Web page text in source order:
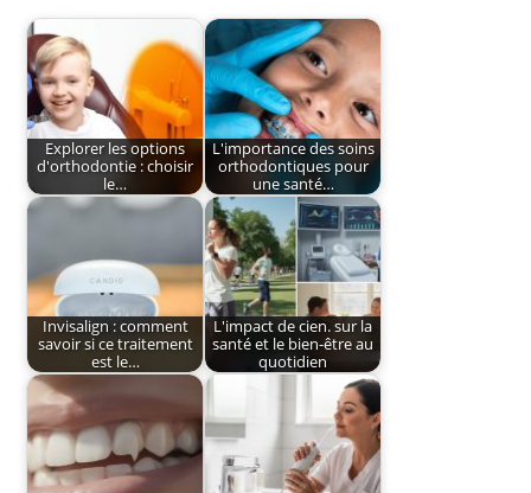
Explorer les options
d'orthodontie : choisir
le…
L'importance des soins
orthodontiques pour
une santé…
Invisalign : comment
savoir si ce traitement
est le…
L'impact de cien. sur la
santé et le bien-être au
quotidien